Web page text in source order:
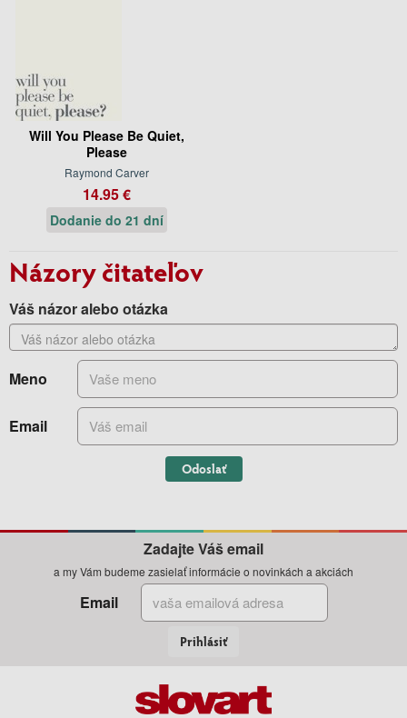
Will You Please Be Quiet,
Please
Raymond Carver
14.95 €
Dodanie do 21 dní
Názory čitateľov
Váš názor alebo otázka
Meno
Email
Odoslať
Zadajte Váš email
a my Vám budeme zasielať informácie o novinkách a akciách
Email
Prihlásiť